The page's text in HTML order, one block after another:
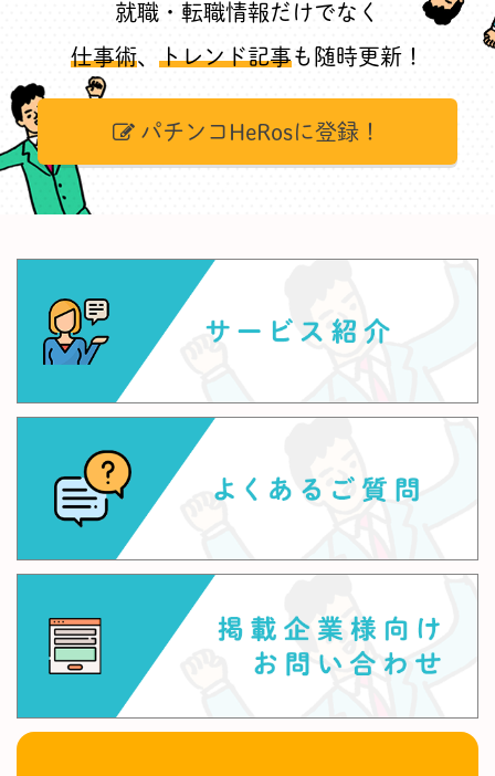
就職・転職情報だけでなく
仕事術、 トレンド記事も随時更新！
パチンコHeRosに登録！